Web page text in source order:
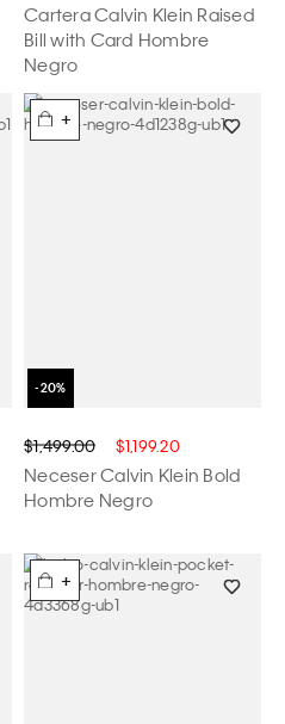
Cartera Calvin Klein Raised
Bill with Card Hombre
Negro
+
$1,499.00 $1,199.20
Neceser Calvin Klein Bold
Hombre Negro
+